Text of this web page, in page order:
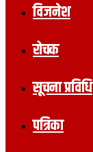
विजनेश
रोचक
सूचना प्रविधि
पत्रिका